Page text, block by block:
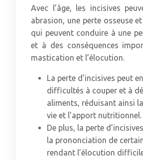
Avec l’âge, les incisives
abrasion, une perte osseuse
qui peuvent conduire à une
et à des conséquences
mastication et l’élocution.
La perte d’incisives peut
difficultés à couper et à
aliments, réduisant ainsi
vie et l’apport nutritionnel.
De plus, la perte
la prononciation de
rendant l’élocution